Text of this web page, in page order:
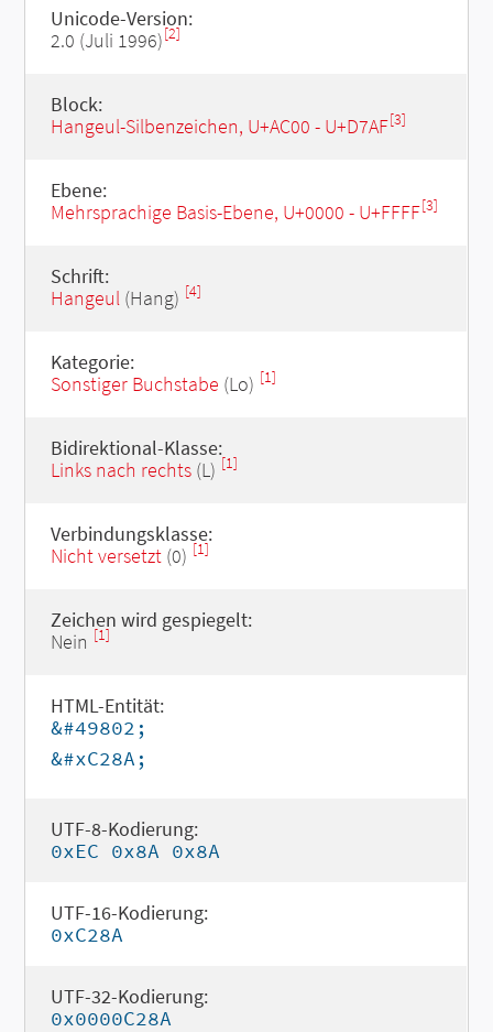
Unicode-Version:
2.0 (Juli 1996)[2]
Block:
Hangeul-Silbenzeichen, U+AC00 - U+D7AF[3]
Ebene:
Mehrsprachige Basis-Ebene, U+0000 - U+FFFF[3]
Schrift:
Hangeul(Hang) [4]
Kategorie:
Sonstiger Buchstabe (Lo) [1]
Bidirektional-Klasse:
Links nach rechts(L) [1]
Verbindungsklasse:
Nicht versetzt(0) [1]
Zeichen wird gespiegelt:
Nein [1]
HTML-Entität:
&#49802;
&#xC28A;
UTF-8-Kodierung:
0xEC 0x8A 0x8A
UTF-16-Kodierung:
0xC28A
UTF-32-Kodierung:
0x0000C28A